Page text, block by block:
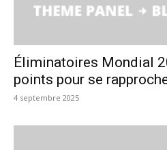
Éliminatoires Mondial
points pour se
4 septembre 2025